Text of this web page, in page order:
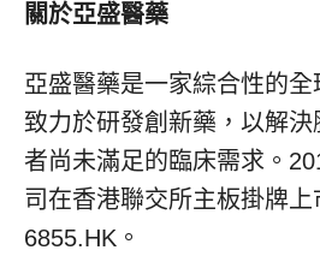
關於亞盛醫藥
亞盛醫藥是一家綜合性的全
致力於研發創新藥，以解
者尚未滿足的臨床需求。
司在香港聯交所主板掛牌上
6855.HK。